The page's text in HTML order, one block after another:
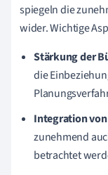
spiegeln die
wider. Wichtige
Stärkung der
die
Integration
zunehmend
betrachtet